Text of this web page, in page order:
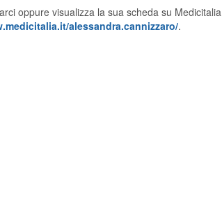
oppure visualizza la sua scheda su
alessandra.cannizzaro/.